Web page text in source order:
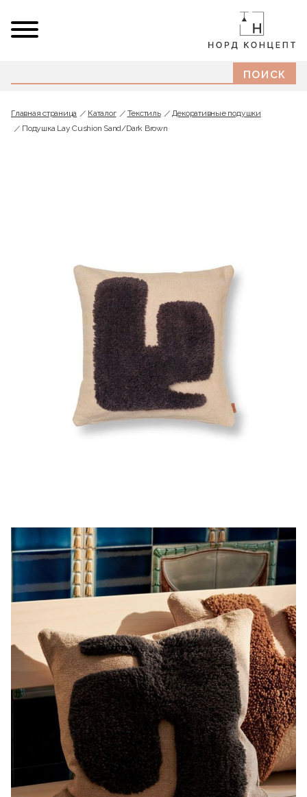
Главная страница Каталог Текстиль
Декоративные подушки
Подушка Lay Cushion Sand/Dark Brown